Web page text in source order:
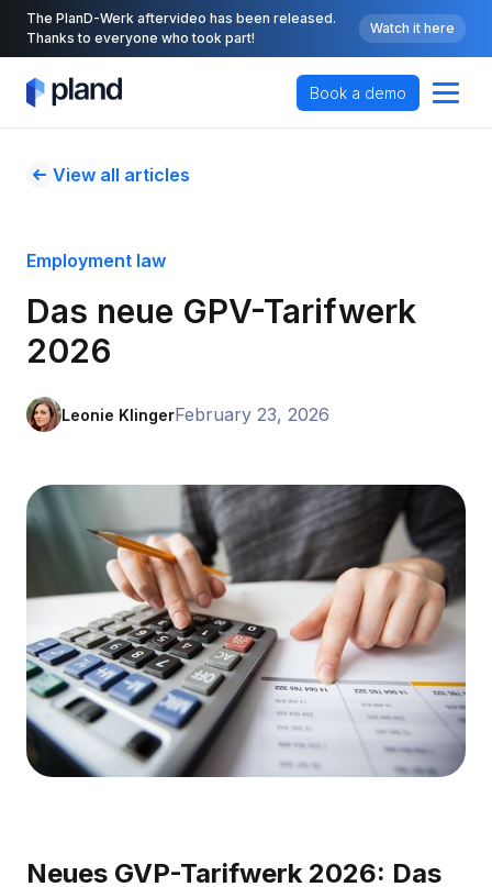
The PlanD-Werk aftervideo has been released.
Thanks to everyone who took part!
Watch it here
Book a demo
View all articles
Employment law
Das neue GPV-Tarifwerk
2026
Leonie KlingerFebruary 23, 2026
Neues GVP-Tarifwerk 2026: Das